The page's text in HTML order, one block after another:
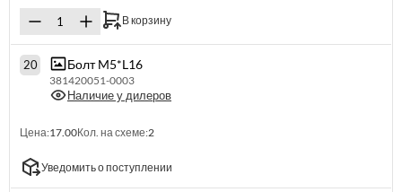
В корзину
20 Болт M5*L16
381420051-0003
Наличие у дилеров
Цена:17.00Кол. на схеме:2
Уведомить о поступлении